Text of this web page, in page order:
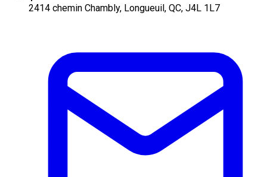
2414 chemin Chambly, Longueuil, QC, J4L 1L7